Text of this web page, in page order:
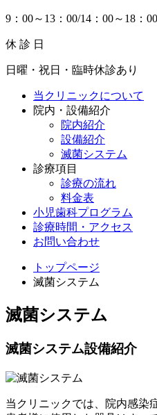
9：00～13：00/14：00～18：00
休 診 日
日曜・祝日・臨時休診あり
当クリニックについて
院内・設備紹介
院内紹介
設備紹介
滅菌システム
診療項目
診療の流れ
料金表
小児歯科プログラム
診療時間・アクセス
お問い合わせ
トップページ
滅菌システム
滅菌システム
滅菌システム設備紹介
当クリニックでは、院内感染